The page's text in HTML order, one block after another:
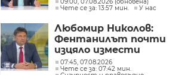
реформа, а процесите в
министерството ще
бъдат максимално
прозрачни
Чете се за: 13:57 мин.
У нас
Любомир Николов:
Фентанилът почти
изцяло измести
хероина, възможно е
разбитата
07:45, 07.08.2026
Чете се за: 07:42 мин.